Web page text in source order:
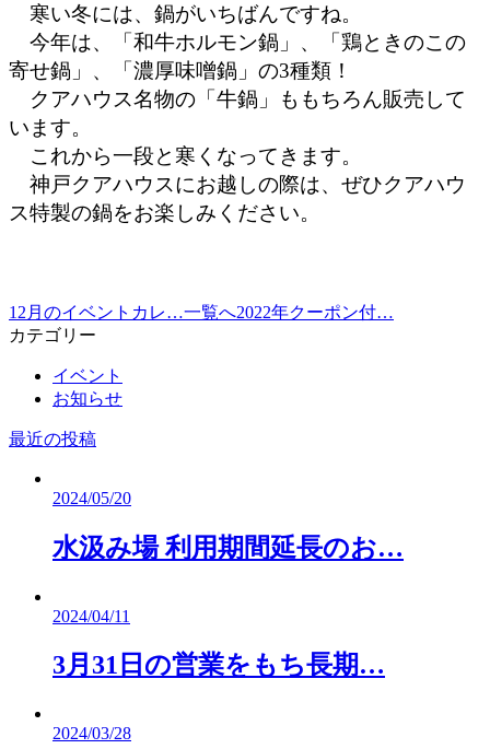
寒い冬には、鍋がいちばんですね。
今年は、「和牛ホルモン鍋」、「鶏ときのこの
寄せ鍋」、「濃厚味噌鍋」の3種類！
クアハウス名物の「牛鍋」ももちろん販売して
います。
これから一段と寒くなってきます。
神戸クアハウスにお越しの際は、ぜひクアハウ
ス特製の鍋をお楽しみください。
12月のイベントカレ…一覧へ2022年クーポン付…
カテゴリー
イベント
お知らせ
最近の投稿
2024/05/20
水汲み場 利用期間延長のお…
2024/04/11
3月31日の営業をもち長期…
2024/03/28